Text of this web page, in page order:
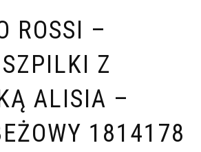
ROSSI –
Z
ALISIA –
1814178